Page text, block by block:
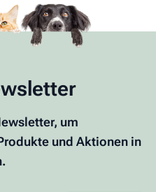
um
und Aktionen in